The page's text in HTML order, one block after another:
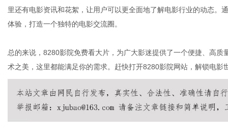
里还有电影资讯和花絮，让用户可以更全面地了解电影行业的动态。
体验，打造一个独特的电影交流圈。
总的来说，8280影院免费看大片，为广大影迷提供了一个便捷、高
术之美，这里都能满足你的需求。赶快打开8280影院网站，解锁电影